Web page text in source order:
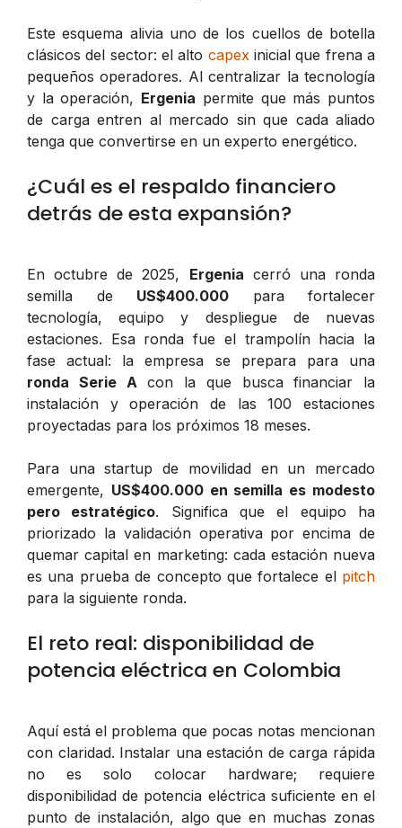
Este esquema alivia uno de los cuellos de botella
clásicos del sector: el alto capex inicial que frena a
pequeños operadores. Al centralizar la tecnología
y la operación, Ergenia permite que más puntos
de carga entren al mercado sin que cada aliado
tenga que convertirse en un experto energético.
¿Cuál es el respaldo financiero
detrás de esta expansión?
En octubre de 2025, Ergenia cerró una ronda
semilla de US$400.000 para fortalecer
tecnología, equipo y despliegue de nuevas
estaciones. Esa ronda fue el trampolín hacia la
fase actual: la empresa se prepara para una
ronda Serie A con la que busca financiar la
instalación y operación de las 100 estaciones
proyectadas para los próximos 18 meses.
Para una startup de movilidad en un mercado
emergente, US$400.000 en semilla es modesto
pero estratégico. Significa que el equipo ha
priorizado la validación operativa por encima de
quemar capital en marketing: cada estación nueva
es una prueba de concepto que fortalece el pitch
para la siguiente ronda.
El reto real: disponibilidad de
potencia eléctrica en Colombia
Aquí está el problema que pocas notas mencionan
con claridad. Instalar una estación de carga rápida
no es solo colocar hardware; requiere
disponibilidad de potencia eléctrica suficiente en el
punto de instalación, algo que en muchas zonas